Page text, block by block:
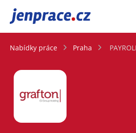
JenPráce.cz
Nabídky práce Praha